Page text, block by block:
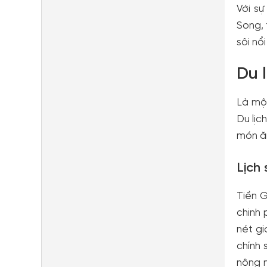
Với
Song,
sôi
Du
Là
Du
món
Lịch
Tiền
chinh
nét
chính
nông